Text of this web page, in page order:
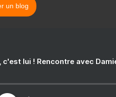
un blog
lui ! Rencontre avec